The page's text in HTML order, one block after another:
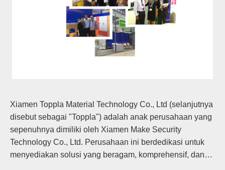
Xiamen Toppla Material Technology Co., Ltd (selanjutnya
disebut sebagai "Toppla") adalah anak perusahaan yang
sepenuhnya dimiliki oleh Xiamen Make Security
Technology Co., Ltd. Perusahaan ini berdedikasi untuk
menyediakan solusi yang beragam, komprehensif, dan